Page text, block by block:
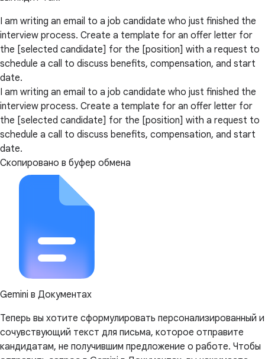
I am writing an email to a job candidate who just finished the
interview process. Create a template for an offer letter for
the [selected candidate] for the [position] with a request to
schedule a call to discuss benefits, compensation, and start
date.
I am writing an email to a job candidate who just finished the
interview process. Create a template for an offer letter for
the [selected candidate] for the [position] with a request to
schedule a call to discuss benefits, compensation, and start
date.
Скопировано в буфер обмена
Gemini в Документах
Теперь вы хотите сформулировать персонализированный и
сочувствующий текст для письма, которое отправите
кандидатам, не получившим предложение о работе. Чтобы